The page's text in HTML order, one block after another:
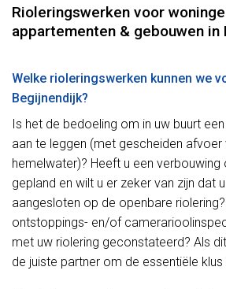
Rioleringswerken voor
appartementen & gebouwen in
Welke rioleringswerken kunnen we
Begijnendijk?
Is het de bedoeling om in uw buurt
aan te leggen (met gescheiden
hemelwater)? Heeft u een verbouwing
gepland en wilt u er zeker van zijn dat
aangesloten op de openbare
ontstoppings- en/of
met uw riolering geconstateerd? Als
de juiste partner om de essentiële klus